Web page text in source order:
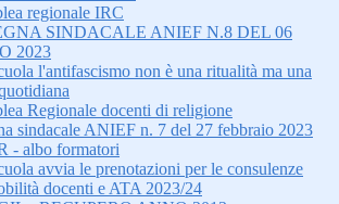
regionale IRC
SINDACALE ANIEF N.8 DEL 06
2023
l'antifascismo non è una ritualità ma una
Regionale docenti di religione
sindacale ANIEF n. 7 del 27 febbraio 2023
- albo formatori
avvia le prenotazioni per le consulenze
docenti e ATA 2023/24